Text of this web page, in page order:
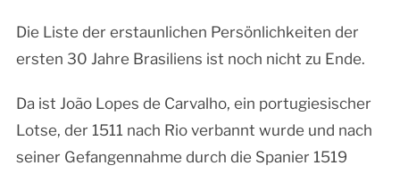
Die Liste der erstaunlichen Persönlichkeiten der
ersten 30 Jahre Brasiliens ist noch nicht zu Ende.
Da ist João Lopes de Carvalho, ein portugiesischer
Lotse, der 1511 nach Rio verbannt wurde und nach
seiner Gefangennahme durch die Spanier 1519